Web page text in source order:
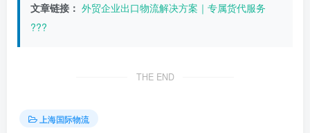
文章链接： 外贸企业出口物流解决方案｜专属货代服务
???
THE END
上海国际物流